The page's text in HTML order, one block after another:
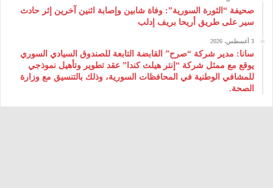
صحيفة “الثورة السورية”: وفاة شابين وإصابة اثنين آخرين إثر حادث
سير على طريق أريحا بريف إدلب
3 أغسطس، 2026
سانا: مدير شركة “صرح” القابضة التابعة للصندوق السيادي السوري
يوقع مع ممثل شركة “إنتر هيلث كندا” عقد تطوير وتأهيل نموذجي
للمشافي الوطنية في المحافظات السورية، وذلك بالتنسيق مع وزارة
الصحة.